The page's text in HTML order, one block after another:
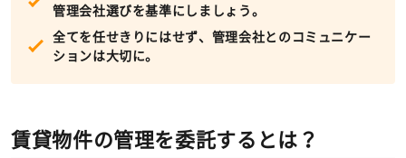
管理会社選びを基準にしましょう。
全てを任せきりにはせず、管理会社とのコミュニケー
ションは大切に。
賃貸物件の管理を委託するとは？